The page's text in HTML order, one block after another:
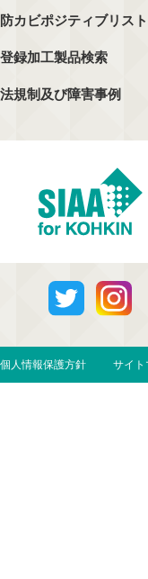
防カビポジティブリスト
登録加工製品検索
法規制及び障害事例
個人情報保護方針 サイト